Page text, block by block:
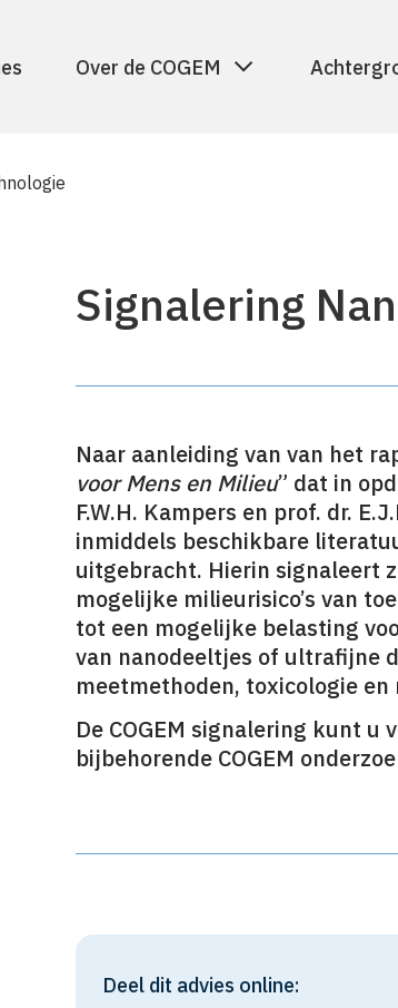
Over de COGEM
Signalering
Naar aanleiding van van het
voor Mens en Milieu” dat in
F.W.H. Kampers en prof. dr.
inmiddels beschikbare
uitgebracht. Hierin signaleert
mogelijke milieurisico’s van
tot een mogelijke belasting
van nanodeeltjes of ultrafijne
meetmethoden, toxicologie
De COGEM signalering kunt u
bijbehorende COGEM
Deel dit advies online: